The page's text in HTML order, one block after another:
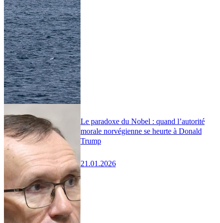
Le paradoxe du Nobel : quand l’autorité
morale norvégienne se heurte à Donald
Trump
21.01.2026